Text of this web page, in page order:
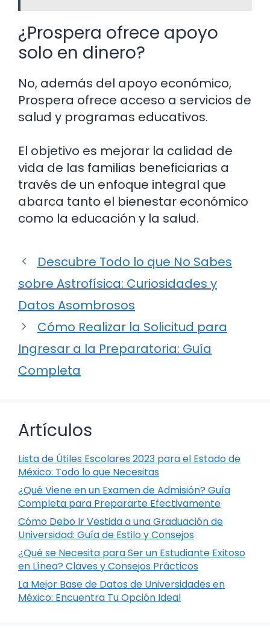
¿Prospera ofrece apoyo
solo en dinero?
No, además del apoyo económico,
Prospera ofrece acceso a servicios de
salud y programas educativos.
El objetivo es mejorar la calidad de
vida de las familias beneficiarias a
través de un enfoque integral que
abarca tanto el bienestar económico
como la educación y la salud.
Descubre Todo lo que No Sabes
sobre Astrofísica: Curiosidades y
Datos Asombrosos
Cómo Realizar la Solicitud para
Ingresar a la Preparatoria: Guía
Completa
Artículos
Lista de Útiles Escolares 2023 para el Estado de
México: Todo lo que Necesitas
¿Qué Viene en un Examen de Admisión? Guía
Completa para Prepararte Efectivamente
Cómo Debo Ir Vestida a una Graduación de
Universidad: Guía de Estilo y Consejos
¿Qué se Necesita para Ser un Estudiante Exitoso
en Línea? Claves y Consejos Prácticos
La Mejor Base de Datos de Universidades en
México: Encuentra Tu Opción Ideal